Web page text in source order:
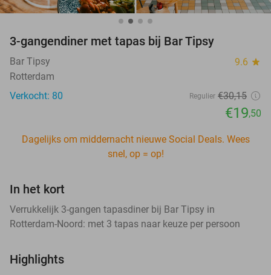
3-gangendiner met tapas bij Bar Tipsy
Bar Tipsy 9.6 star
Rotterdam
Verkocht: 80
Regulier €30,15
€19,50
Dagelijks om middernacht nieuwe Social Deals. Wees
snel, op = op!
In het kort
Verrukkelijk 3-gangen tapasdiner bij Bar Tipsy in
Rotterdam-Noord: met 3 tapas naar keuze per persoon
Highlights